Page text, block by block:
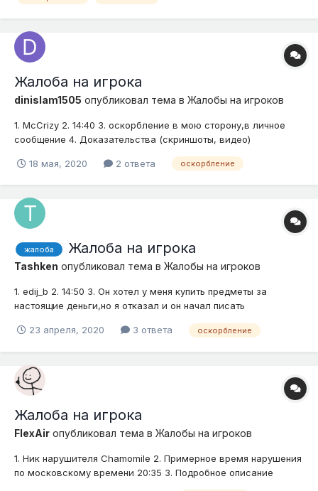
Жалоба на игрока
dinislam1505 опубликовал тема в Жалобы на игроков
1. McCrizy 2. 14:40 3. оскорбление в мою сторону,в личное
сообщение 4. Доказательства (скриншоты, видео)
18 мая, 2020 2 ответа оскорбление
жалоба Жалоба на игрока
Tashken опубликовал тема в Жалобы на игроков
1. edij_b 2. 14:50 3. Он хотел у меня купить предметы за
настоящие деньги,но я отказал и он начал писать
23 апреля, 2020
3 ответа оскорбление
Жалоба на игрока
FlexAir опубликовал тема в Жалобы на игроков
1. Ник нарушителя Chamomile 2. Примерное время нарушения
по московскому времени 20:35 3. Подробное описание